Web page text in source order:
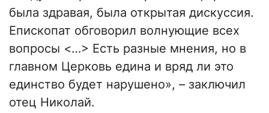
была здравая, была открытая дискуссия.
Епископат обговорил волнующие всех
вопросы <…> Есть разные мнения, но в
главном Церковь едина и вряд ли это
единство будет нарушено», – заключил
отец Николай.